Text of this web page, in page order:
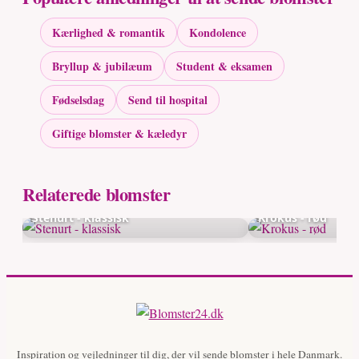
Kærlighed & romantik
Kondolence
Bryllup & jubilæum
Student & eksamen
Fødselsdag
Send til hospital
Giftige blomster & kæledyr
Relaterede blomster
Stenurt - klassisk Krokus - rød
Inspiration og vejledninger til dig, der vil sende blomster i hele Danmark.